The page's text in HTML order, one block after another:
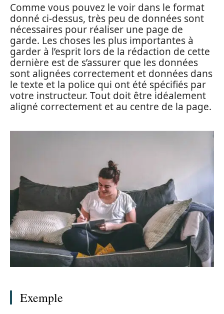
Comme vous pouvez le voir dans le format
donné ci-dessus, très peu de données sont
nécessaires pour réaliser une page de
garde. Les choses les plus importantes à
garder à l’esprit lors de la rédaction de cette
dernière est de s’assurer que les données
sont alignées correctement et données dans
le texte et la police qui ont été spécifiés par
votre instructeur. Tout doit être idéalement
aligné correctement et au centre de la page.
Exemple